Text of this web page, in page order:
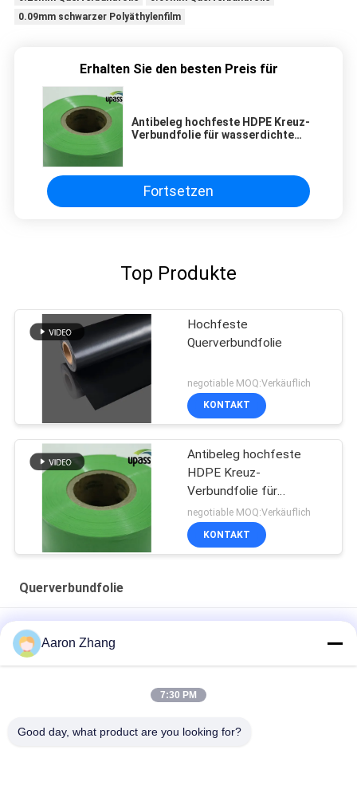
0.09mm schwarzer Polyäthylenfilm
Erhalten Sie den besten Preis für
Antibeleg hochfeste HDPE Kreuz-
Verbundfolie für wasserdichte
Fortsetzen
Top Produkte
Hochfeste
Querverbundfolie
negotiable MOQ:Verkäuflich
KONTAKT
Antibeleg hochfeste
HDPE Kreuz-
Verbundfolie für
wasserdichte
Membranen
negotiable MOQ:Verkäuflich
KONTAKT
Querverbundfolie
weiße Querverbundfolie der Milch-265um für Etikettendruck
Der Druck des Aufkleber-Kreuzes lamellierte
260um
Aaron Zhang
7:30 PM
Good day, what product are you looking for?